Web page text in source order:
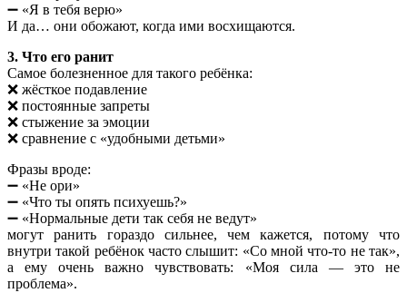
➖ «Я в тебя верю»
И да… они обожают, когда ими восхищаются.
3. Что его ранит
Самое болезненное для такого ребёнка:
❌ жёсткое подавление
❌ постоянные запреты
❌ стыжение за эмоции
❌ сравнение с «удобными детьми»
Фразы вроде:
➖ «Не ори»
➖ «Что ты опять психуешь?»
➖ «Нормальные дети так себя не ведут»
могут ранить гораздо сильнее, чем кажется, потому что
внутри такой ребёнок часто слышит: «Со мной что-то не так»,
а ему очень важно чувствовать: «Моя сила — это не
проблема».